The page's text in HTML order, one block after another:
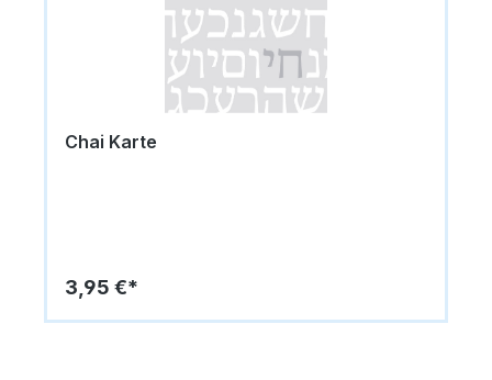
Chai Karte
3,95 €*